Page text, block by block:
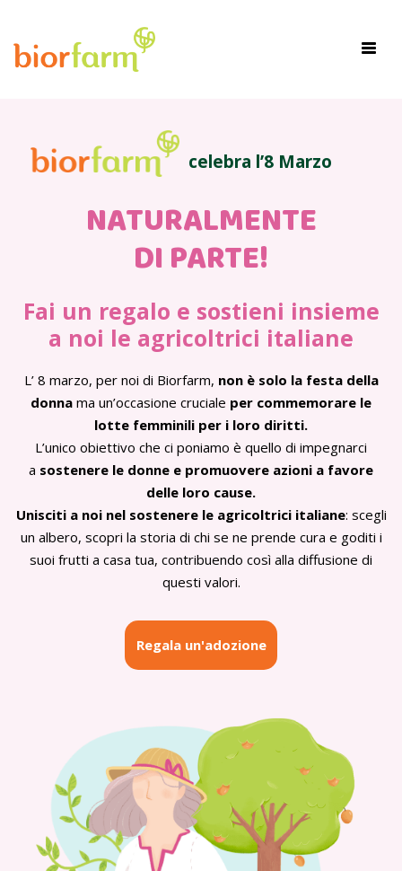
celebra l’8 Marzo
NATURALMENTE
DI PARTE!
Fai un regalo e sostieni insieme
a noi le agricoltrici italiane
L’ 8 marzo, per noi di Biorfarm, non è solo la festa della
donna ma un’occasione cruciale per commemorare le
lotte femminili per i loro diritti.
L’unico obiettivo che ci poniamo è quello di impegnarci
a sostenere le donne e promuovere azioni a favore
delle loro cause.
Unisciti a noi nel sostenere le agricoltrici italiane: scegli
un albero, scopri la storia di chi se ne prende cura e goditi i
suoi frutti a casa tua, contribuendo così alla diffusione di
questi valori.
Regala un'adozione